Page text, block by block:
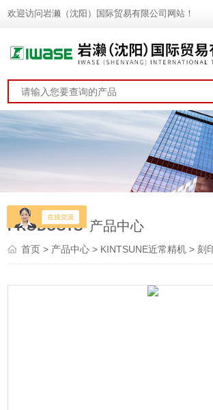
欢迎访问岩濑（沈阳）国际贸易有限公司网站！
PRODUCTS 产品中心
首页> 产品中心 > KINTSUNE近常精机 >刻